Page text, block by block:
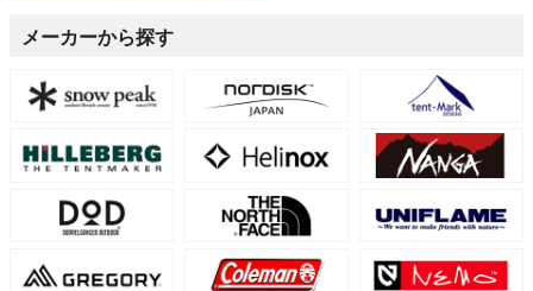
メーカーから探す